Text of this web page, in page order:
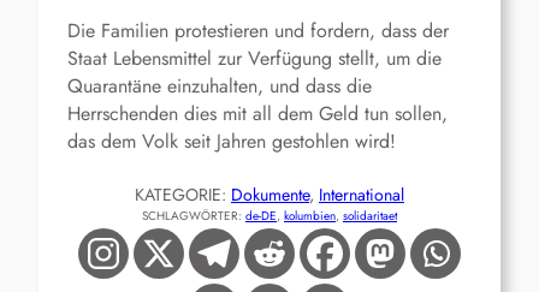
Die Familien protestieren und fordern, dass der
Staat Lebensmittel zur Verfügung stellt, um die
Quarantäne einzuhalten, und dass die
Herrschenden dies mit all dem Geld tun sollen,
das dem Volk seit Jahren gestohlen wird!
KATEGORIE: Dokumente, International
SCHLAGWÖRTER: de-DE, kolumbien, solidaritaet